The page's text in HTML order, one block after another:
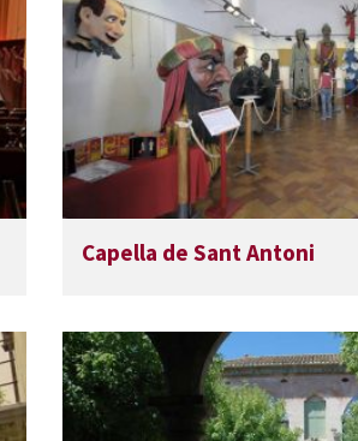
Capella de Sant Antoni